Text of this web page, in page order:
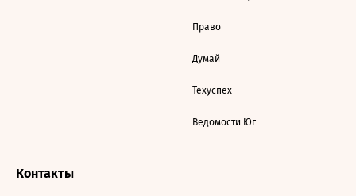
Право
Думай
Техуспех
Ведомости Юг
Контакты